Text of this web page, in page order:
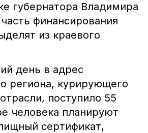
губернатора Владимира
финансирования
из краевого
день в адрес
региона, курирующего
поступило 55
человека планируют
сертификат,